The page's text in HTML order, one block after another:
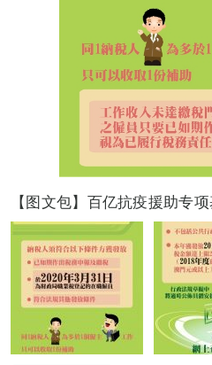
【图文包】百亿抗疫援助专